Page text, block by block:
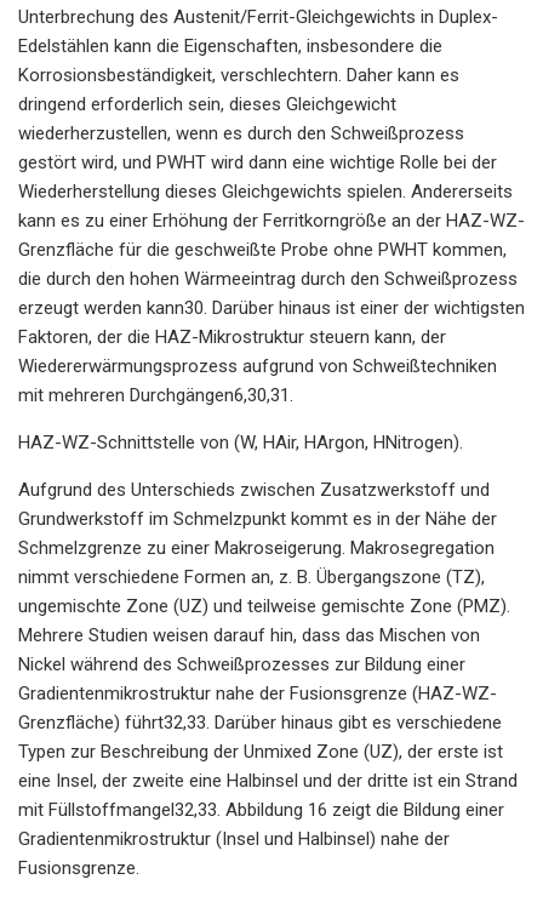
Unterbrechung des Austenit/Ferrit-Gleichgewichts in Duplex-
Edelstählen kann die Eigenschaften, insbesondere die
Korrosionsbeständigkeit, verschlechtern. Daher kann es
dringend erforderlich sein, dieses Gleichgewicht
wiederherzustellen, wenn es durch den Schweißprozess
gestört wird, und PWHT wird dann eine wichtige Rolle bei der
Wiederherstellung dieses Gleichgewichts spielen. Andererseits
kann es zu einer Erhöhung der Ferritkorngröße an der HAZ-WZ-
Grenzfläche für die geschweißte Probe ohne PWHT kommen,
die durch den hohen Wärmeeintrag durch den Schweißprozess
erzeugt werden kann30. Darüber hinaus ist einer der wichtigsten
Faktoren, der die HAZ-Mikrostruktur steuern kann, der
Wiedererwärmungsprozess aufgrund von Schweißtechniken
mit mehreren Durchgängen6,30,31.
HAZ-WZ-Schnittstelle von (W, HAir, HArgon, HNitrogen).
Aufgrund des Unterschieds zwischen Zusatzwerkstoff und
Grundwerkstoff im Schmelzpunkt kommt es in der Nähe der
Schmelzgrenze zu einer Makroseigerung. Makrosegregation
nimmt verschiedene Formen an, z. B. Übergangszone (TZ),
ungemischte Zone (UZ) und teilweise gemischte Zone (PMZ).
Mehrere Studien weisen darauf hin, dass das Mischen von
Nickel während des Schweißprozesses zur Bildung einer
Gradientenmikrostruktur nahe der Fusionsgrenze (HAZ-WZ-
Grenzfläche) führt32,33. Darüber hinaus gibt es verschiedene
Typen zur Beschreibung der Unmixed Zone (UZ), der erste ist
eine Insel, der zweite eine Halbinsel und der dritte ist ein Strand
mit Füllstoffmangel32,33. Abbildung 16 zeigt die Bildung einer
Gradientenmikrostruktur (Insel und Halbinsel) nahe der
Fusionsgrenze.